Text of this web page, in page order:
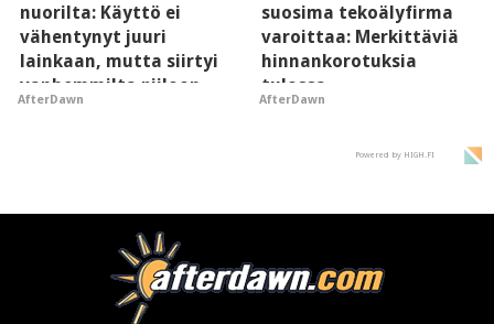
nuorilta: Käyttö ei
vähentynyt juuri
lainkaan, mutta siirtyi
vanhemmilta piiloon
AfterDawn
suosima tekoälyfirma
varoittaa: Merkittäviä
hinnankorotuksia
tulossa
AfterDawn
Powered by HIGH.FI